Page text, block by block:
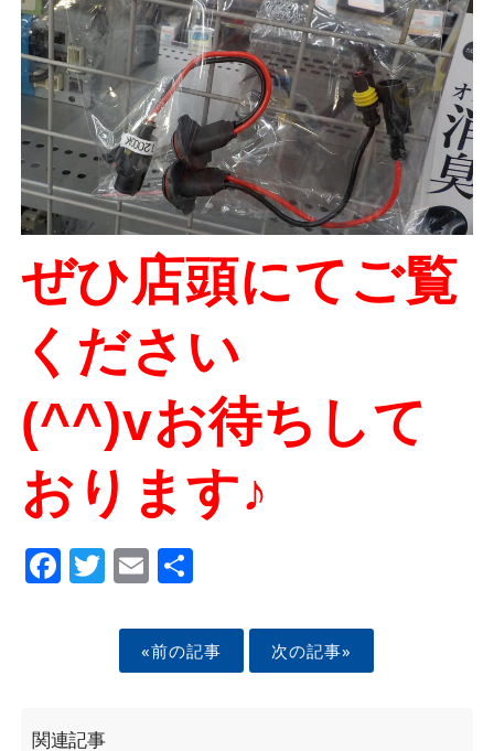
ぜひ店頭にてご覧
ください
(^^)vお待ちして
おります♪
Facebook
Twitter
EmailShare
«前の記事 次の記事»
関連記事